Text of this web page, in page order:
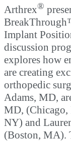
Arthrex®
Implant
discussion
explores how
are creating
orthopedic
Adams, MD,
MD, (Chicago,
NY) and
(Boston, MA).